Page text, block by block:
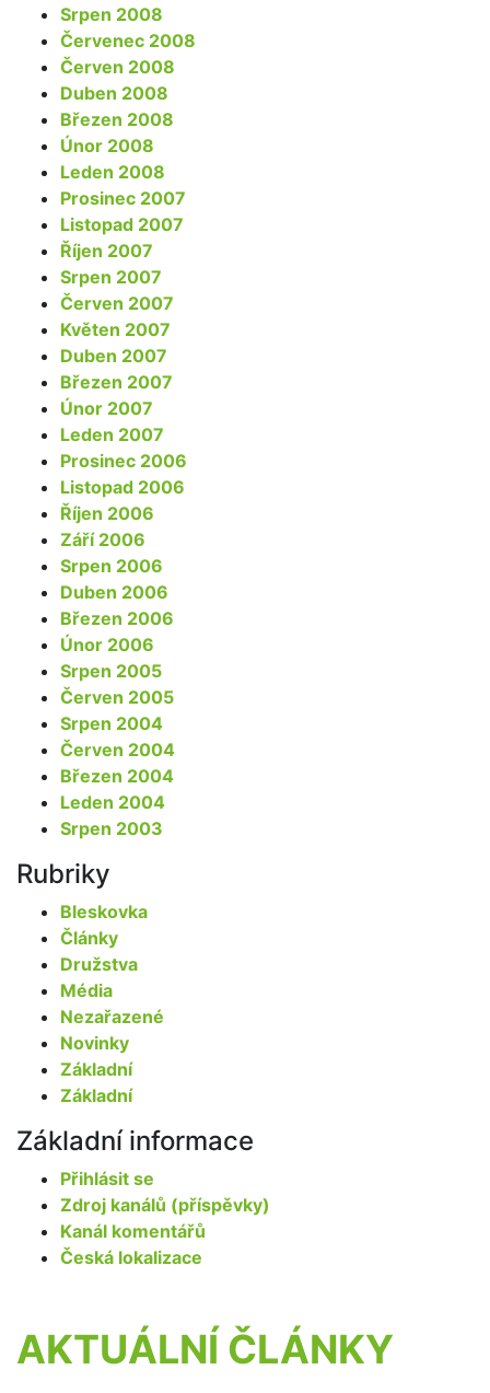
Srpen 2008
Červenec 2008
Červen 2008
Duben 2008
Březen 2008
Únor 2008
Leden 2008
Prosinec 2007
Listopad 2007
Říjen 2007
Srpen 2007
Červen 2007
Květen 2007
Duben 2007
Březen 2007
Únor 2007
Leden 2007
Prosinec 2006
Listopad 2006
Říjen 2006
Září 2006
Srpen 2006
Duben 2006
Březen 2006
Únor 2006
Srpen 2005
Červen 2005
Srpen 2004
Červen 2004
Březen 2004
Leden 2004
Srpen 2003
Rubriky
Bleskovka
Články
Družstva
Média
Nezařazené
Novinky
Základní
Základní
Základní informace
Přihlásit se
Zdroj kanálů (příspěvky)
Kanál komentářů
Česká lokalizace
AKTUÁLNÍ ČLÁNKY